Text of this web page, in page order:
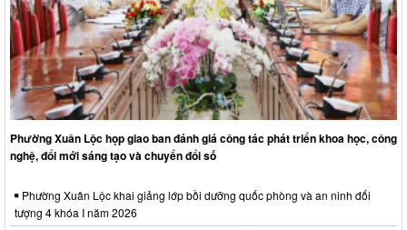
Phường Xuân Lộc họp giao ban đánh giá công tác phát triển khoa học, công
nghệ, đổi mới sáng tạo và chuyển đổi số
Phường Xuân Lộc khai giảng lớp bồi dưỡng quốc phòng và an ninh đối
tượng 4 khóa I năm 2026